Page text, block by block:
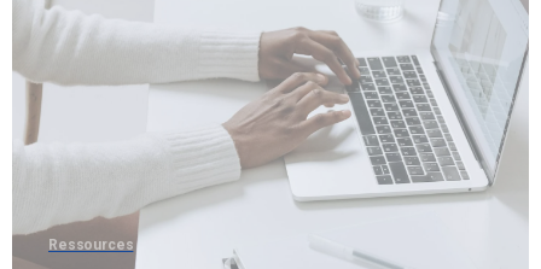
Ressources